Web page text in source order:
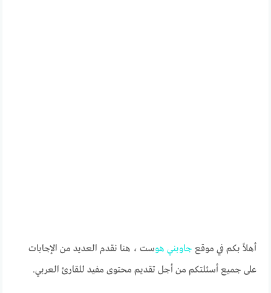
أهلاً بكم في موقع جاوبني هوست ، هنا نقدم العديد من الإجابات
على جميع أسئلتكم من أجل تقديم محتوى مفيد للقارئ العربي.